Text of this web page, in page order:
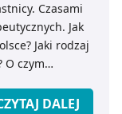
Czasami
Jak
Jaki rodzaj
O czym
DALEJ